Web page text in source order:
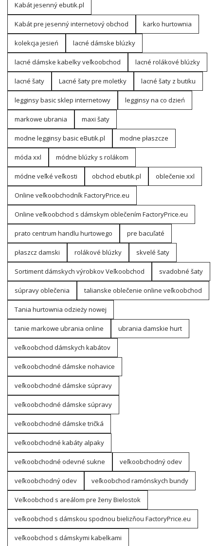
Kabát jesenný ebutik.pl
Kabát pre jesenný internetový obchod karko hurtownia
kolekcja jesień lacné dámske blúzky
lacné dámske kabelky veľkoobchod lacné rolákové blúzky
lacné šaty Lacné šaty pre moletky lacné šaty z butiku
legginsy basic sklep internetowy legginsy na co dzień
markowe ubrania maxi šaty
modne legginsy basic eButik.pl modne płaszcze
móda xxl módne blúzky s rolákom
módne veľké veľkosti obchod ebutik.pl oblečenie xxl
Online veľkoobchodník FactoryPrice.eu
Online veľkoobchod s dámskym oblečením FactoryPrice.eu
prato centrum handlu hurtowego pre bacuľaté
płaszcz damski rolákové blúzky skvelé šaty
Sortiment dámskych výrobkov Veľkoobchod svadobné šaty
súpravy oblečenia talianske oblečenie online veľkoobchod
Tania hurtownia odzieży nowej
tanie markowe ubrania online ubrania damskie hurt
veľkoobchod dámskych kabátov
veľkoobchodné dámske nohavice
veľkoobchodné dámske súpravy
veľkoobchodné dámske súpravy
veľkoobchodné dámske tričká
veľkoobchodné kabáty alpaky
veľkoobchodné odevné sukne veľkoobchodný odev
veľkoobchodný odev veľkoobchod ramónskych bundy
Veľkoobchod s areálom pre ženy Bielostok
veľkoobchod s dámskou spodnou bielizňou FactoryPrice.eu
veľkoobchod s dámskymi kabelkami